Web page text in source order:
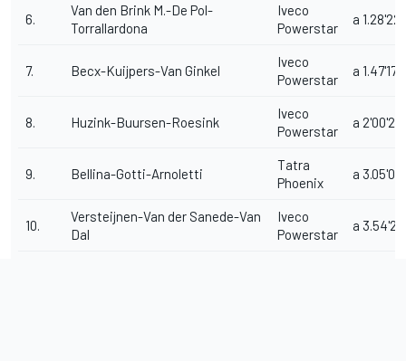
6.
Van den Brink M.-De Pol-
Torrallardona
Iveco
Powerstar
a 1.28'22"
7. Becx-Kuijpers-Van Ginkel
Iveco
Powerstar
a 1.47'17"
8. Huzink-Buursen-Roesink
Iveco
Powerstar
a 2'00'22"
9. Bellina-Gotti-Arnoletti
Tatra
Phoenix
a 3.05'01
10.
Versteijnen-Van der Sanede-Van
Dal
Iveco
Powerstar
a